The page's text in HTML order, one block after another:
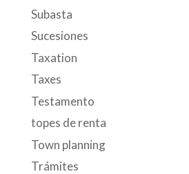
Subasta
Sucesiones
Taxation
Taxes
Testamento
topes de renta
Town planning
Trámites